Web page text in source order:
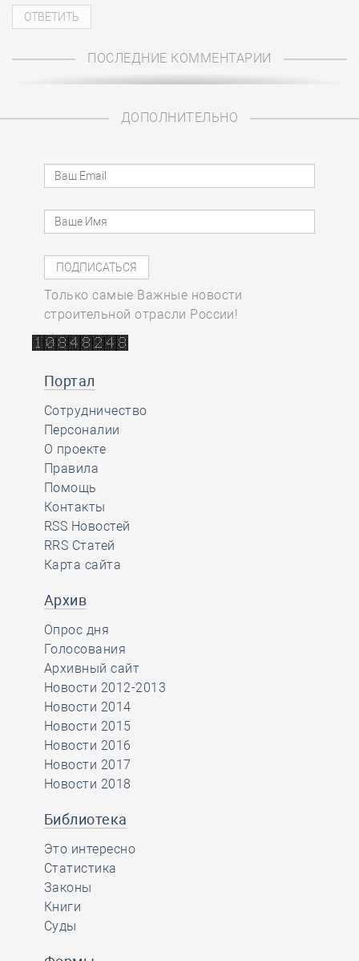
ПОСЛЕДНИЕ КОММЕНТАРИИ
ДОПОЛНИТЕЛЬНО
Только самые Важные новости
строительной отрасли России!
Портал
Сотрудничество
Персоналии
О проекте
Правила
Помощь
Контакты
RSS Новостей
RRS Статей
Карта сайта
Архив
Опрос дня
Голосования
Архивный сайт
Новости 2012-2013
Новости 2014
Новости 2015
Новости 2016
Новости 2017
Новости 2018
Библиотека
Это интересно
Статистика
Законы
Книги
Суды